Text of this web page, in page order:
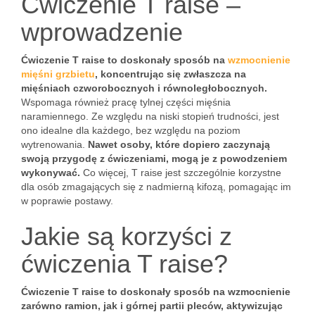
wprowadzenie
Ćwiczenie T raise to doskonały sposób na wzmocnienie
mięśni grzbietu, koncentrując się zwłaszcza na
mięśniach czworobocznych i równoległobocznych.
Wspomaga również pracę tylnej części mięśnia
naramiennego. Ze względu na niski stopień trudności, jest
ono idealne dla każdego, bez względu na poziom
wytrenowania. Nawet osoby, które dopiero zaczynają
swoją przygodę z ćwiczeniami, mogą je z powodzeniem
wykonywać. Co więcej, T raise jest szczególnie korzystne
dla osób zmagających się z nadmierną kifozą, pomagając im
w poprawie postawy.
Jakie są korzyści z
ćwiczenia T raise?
Ćwiczenie T raise to doskonały sposób na wzmocnienie
zarówno ramion, jak i górnej partii pleców, aktywizując